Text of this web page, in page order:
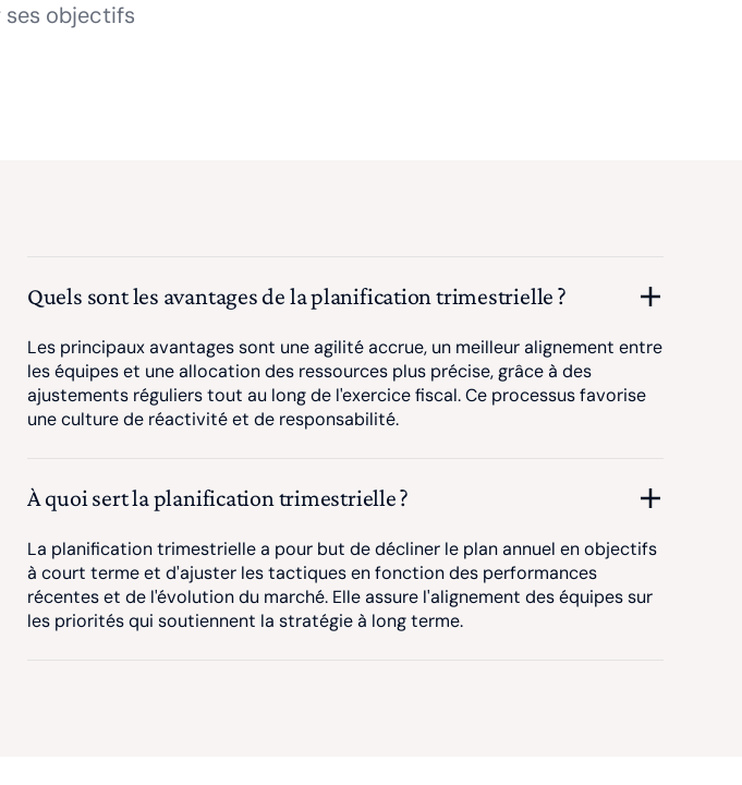
objectifs
Quels sont les avantages de la planification trimestrielle ?
Les principaux avantages sont une agilité accrue, un meilleur alignement entre
les équipes et une allocation des ressources plus précise, grâce à des
ajustements réguliers tout au long de l'exercice fiscal. Ce processus favorise
une culture de réactivité et de responsabilité.
À quoi sert la planification trimestrielle ?
La planification trimestrielle a pour but de décliner le plan annuel en objectifs
à court terme et d'ajuster les tactiques en fonction des performances
récentes et de l'évolution du marché. Elle assure l'alignement des équipes sur
les priorités qui soutiennent la stratégie à long terme.